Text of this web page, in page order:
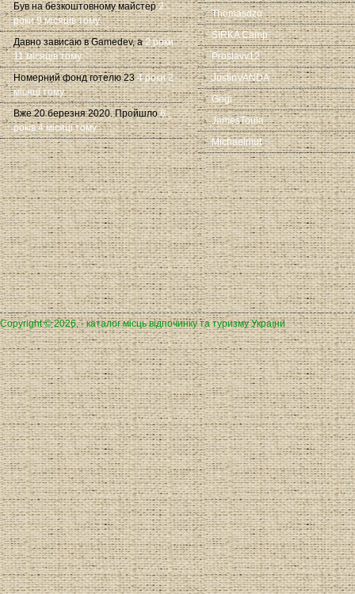
Був на безкоштовному майстер 2
роки 9 місяців тому
Давно зависаю в Gamedev, а 2 роки
11 місяців тому
Номерний фонд готелю 23 4 роки 2
місяці тому
Вже 20 березня 2020. Пройшло 6
років 4 місяці тому
Thomasdzq
SIRKA Camp
Proslavv12
JustinVANDA
Gogi
JamesToula
Michaelmut
Copyright © 2026, - каталог місць відпочинку та туризму України